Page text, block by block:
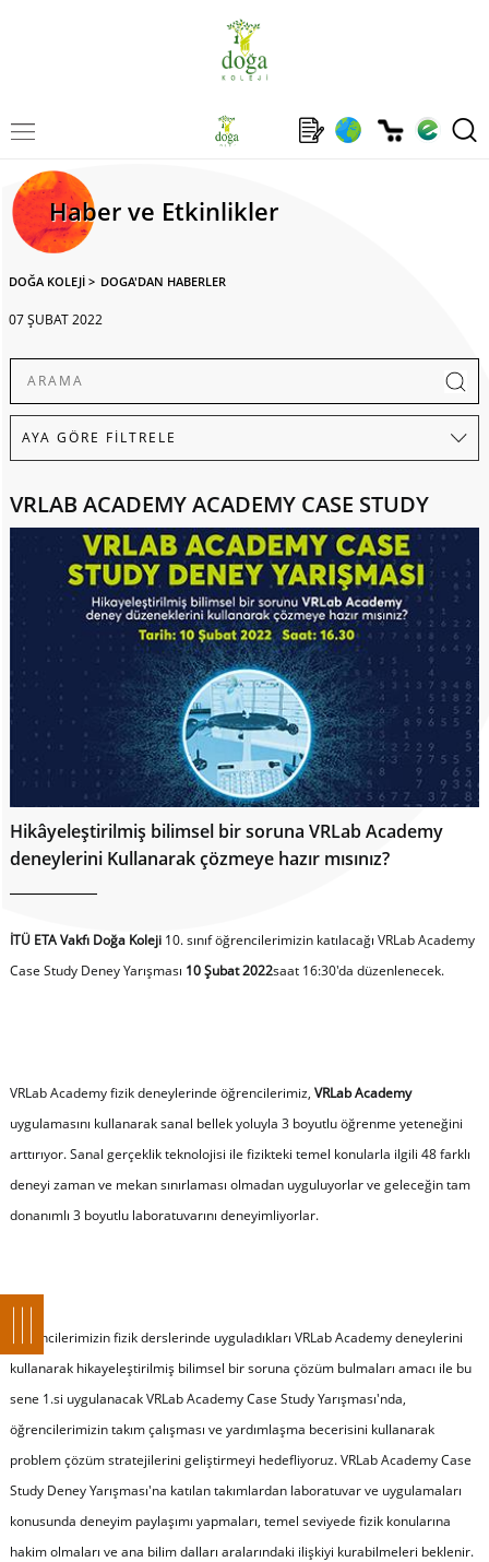
Haber ve Etkinlikler
DOĞA KOLEJİ > DOGA'DAN HABERLER
07 ŞUBAT 2022
VRLAB ACADEMY ACADEMY CASE STUDY
Hikâyeleştirilmiş bilimsel bir soruna VRLab Academy
deneylerini Kullanarak çözmeye hazır mısınız?
İTÜ ETA Vakfı Doğa Koleji 10. sınıf öğrencilerimizin katılacağı VRLab Academy
Case Study Deney Yarışması 10 Şubat 2022saat 16:30'da düzenlenecek.
VRLab Academy fizik deneylerinde öğrencilerimiz, VRLab Academy
uygulamasını kullanarak sanal bellek yoluyla 3 boyutlu öğrenme yeteneğini
arttırıyor. Sanal gerçeklik teknolojisi ile fizikteki temel konularla ilgili 48 farklı
deneyi zaman ve mekan sınırlaması olmadan uyguluyorlar ve geleceğin tam
donanımlı 3 boyutlu laboratuvarını deneyimliyorlar.
Öğrencilerimizin fizik derslerinde uyguladıkları VRLab Academy deneylerini
kullanarak hikayeleştirilmiş bilimsel bir soruna çözüm bulmaları amacı ile bu
sene 1.si uygulanacak VRLab Academy Case Study Yarışması'nda,
öğrencilerimizin takım çalışması ve yardımlaşma becerisini kullanarak
problem çözüm stratejilerini geliştirmeyi hedefliyoruz. VRLab Academy Case
Study Deney Yarışması'na katılan takımlardan laboratuvar ve uygulamaları
konusunda deneyim paylaşımı yapmaları, temel seviyede fizik konularına
hakim olmaları ve ana bilim dalları aralarındaki ilişkiyi kurabilmeleri beklenir.